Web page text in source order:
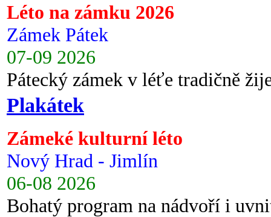
Léto na zámku 2026
Zámek Pátek
07-09 2026
Pátecký zámek v léťe tradičně
Plakátek
Zámeké kulturní léto
Nový Hrad - Jimlín
06-08 2026
Bohatý program na nádvoří i